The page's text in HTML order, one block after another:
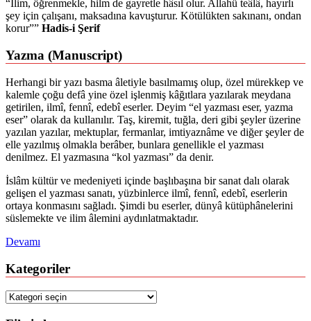
“İlim, öğrenmekle, hilm de gayretle hâsıl olur. Allahü teâlâ, hayırlı
şey için çalışanı, maksadına kavuşturur. Kötülükten sakınanı, ondan
korur”” Hadis-i Şerif
Yazma (Manuscript)
Herhangi bir yazı basma âletiyle basılmamış olup, özel mürekkep ve
kalemle çoğu defâ yine özel işlenmiş kâğıtlara yazılarak meydana
getirilen, ilmî, fennî, edebî eserler. Deyim “el yazması eser, yazma
eser” olarak da kullanılır. Taş, kiremit, tuğla, deri gibi şeyler üzerine
yazılan yazılar, mektuplar, fermanlar, imtiyaznâme ve diğer şeyler de
elle yazılmış olmakla berâber, bunlara genellikle el yazması
denilmez. El yazmasına “kol yazması” da denir.
İslâm kültür ve medeniyeti içinde başlıbaşına bir sanat dalı olarak
gelişen el yazması sanatı, yüzbinlerce ilmî, fennî, edebî, eserlerin
ortaya konmasını sağladı. Şimdi bu eserler, dünyâ kütüphânelerini
süslemekte ve ilim âlemini aydınlatmaktadır.
Devamı
Kategoriler
Kategoriler